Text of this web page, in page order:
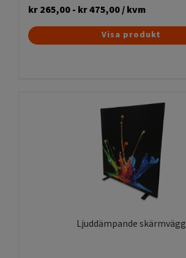
kr265,00- kr475,00/ kvm
Visa produkt
Ljuddämpande skärmvägg